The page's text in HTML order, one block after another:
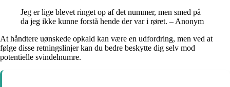
Jeg er lige blevet ringet op af det nummer, men smed på
da jeg ikke kunne forstå hende der var i røret. – Anonym
At håndtere uønskede opkald kan være en udfordring, men ved at
følge disse retningslinjer kan du bedre beskytte dig selv mod
potentielle svindelnumre.